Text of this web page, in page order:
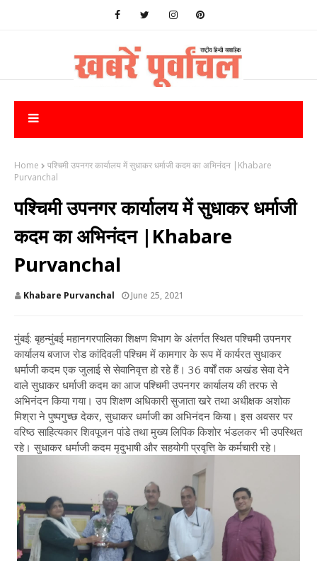
Home
पश्चिमी उपनगर कार्यालय में सुधाकर धर्माजी कदम का अभिनंदन |Khabare
Purvanchal
पश्चिमी उपनगर कार्यालय में सुधाकर धर्माजी
कदम का अभिनंदन |Khabare
Purvanchal
Khabare Purvanchal June 25, 2021
मुंबई: बृहन्मुंबई महानगरपालिका शिक्षण विभाग के अंतर्गत स्थित पश्चिमी उपनगर
कार्यालय बजाज रोड कांदिवली पश्चिम में कामगार के रूप में कार्यरत सुधाकर
धर्माजी कदम एक जुलाई से सेवानिवृत्त हो रहे हैं। 36 वर्षों तक अखंड सेवा देने
वाले सुधाकर धर्माजी कदम का आज पश्चिमी उपनगर कार्यालय की तरफ से
अभिनंदन किया गया। उप शिक्षण अधिकारी सुजाता खरे तथा अधीक्षक अशोक
मिश्रा ने पुष्पगुच्छ देकर, सुधाकर धर्माजी का अभिनंदन किया। इस अवसर पर
वरिष्ठ साहित्यकार शिवपूजन पांडे तथा मुख्य लिपिक किशोर भंडलकर भी उपस्थित
रहे। सुधाकर धर्माजी कदम मृदुभाषी और सहयोगी प्रवृत्ति के कर्मचारी रहे।